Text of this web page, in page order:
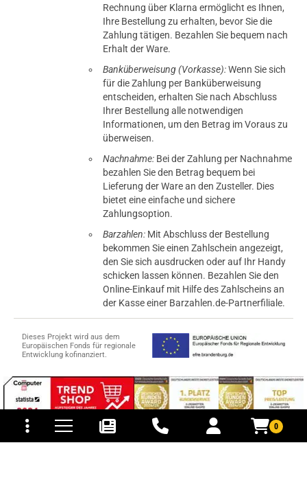
0
und Versandkosten
Rechnung über Klarna ermöglicht es Ihnen,
Ihre Bestellung zu erhalten, bevor Sie die
Zahlung tätigen. Bezahlen Sie bequem nach
Erhalt der Ware.
Banküberweisung (Vorkasse):Wenn Sie sich
für die Zahlung per Banküberweisung
entscheiden, erhalten Sie nach Abschluss
Ihrer Bestellung alle notwendigen
Informationen, um den Betrag im Voraus zu
überweisen.
Nachnahme: Bei der Zahlung per Nachnahme
bezahlen Sie den Betrag bequem bei
Lieferung der Ware an den Zusteller. Dies
bietet eine einfache und sichere
Zahlungsoption.
Barzahlen: Mit Abschluss der Bestellung
bekommen Sie einen Zahlschein angezeigt,
den Sie sich ausdrucken oder auf Ihr Handy
schicken lassen können. Bezahlen Sie den
Online-Einkauf mit Hilfe des Zahlscheins an
der Kasse einer Barzahlen.de-Partnerfiliale.
Dieses Projekt wird aus dem
Europäischen Fonds für regionale
Entwicklung kofinanziert.
© 2015-2026 PB-ViGoods GmbH